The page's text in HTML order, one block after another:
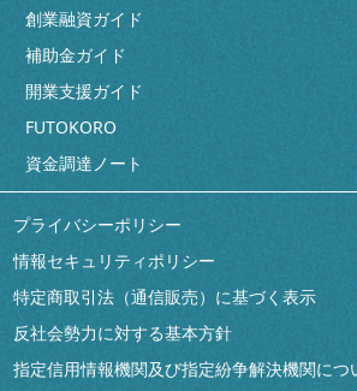
創業融資ガイド
補助金ガイド
開業支援ガイド
FUTOKORO
資金調達ノート
プライバシーポリシー
情報セキュリティポリシー
特定商取引法（通信販売）に基づく表示
反社会勢力に対する基本方針
指定信用情報機関及び指定紛争解決機関につ